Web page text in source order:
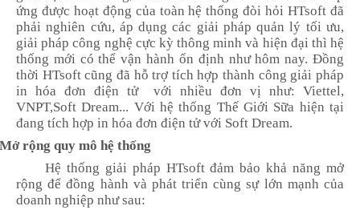
ứng được hoạt động của toàn hệ thống đòi hỏi HTsoft đã
phải nghiên cứu, áp dụng các giải pháp quản lý tối ưu,
giải pháp công nghệ cực kỳ thông minh và hiện đại thì hệ
thống mới có thể vận hành ổn định như hôm nay. Đồng
thời HTsoft cũng đã hỗ trợ tích hợp thành công giải pháp
in hóa đơn điện tử với nhiều đơn vị như: Viettel,
VNPT,Soft Dream... Với hệ thống Thế Giới Sữa hiện tại
đang tích hợp in hóa đơn điện tử với Soft Dream.
Mở rộng quy mô hệ thống
Hệ thống giải pháp HTsoft đảm bảo khả năng mở
rộng để đồng hành và phát triển cùng sự lớn mạnh của
doanh nghiệp như sau: